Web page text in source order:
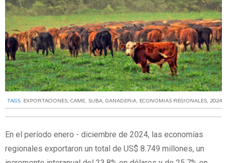
TAGS: EXPORTACIONES, CAME, SUBA, GANADERíA, ECONOMíAS REGIONALES, 2024
En el período enero - diciembre de 2024, las economías
regionales exportaron un total de US$ 8.749 millones, un